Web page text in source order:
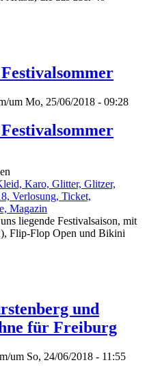
um Mo, 25/06/2018 - 09:28
liegende Festivalsaison, mit
Flip-Flop Open und Bikini
und
für Freiburg
um So, 24/06/2018 - 11:55